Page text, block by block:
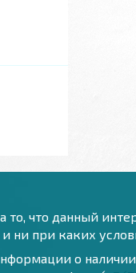
что данный
ни при каких
о